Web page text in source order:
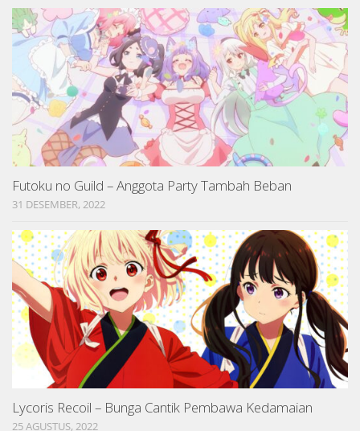
Futoku no Guild – Anggota Party Tambah Beban
31 DESEMBER, 2022
Lycoris Recoil – Bunga Cantik Pembawa Kedamaian
25 AGUSTUS, 2022